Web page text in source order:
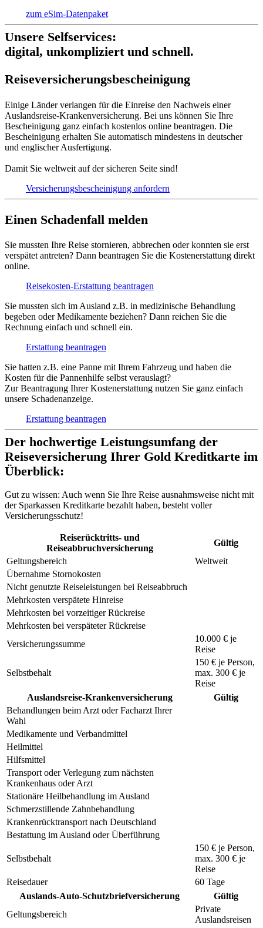
zum eSim-Datenpaket
Unsere Selfservices:
digital, unkompliziert und schnell.
Reise­versich­erungs­beschei­nigung
Einige Länder verlangen für die Einreise den Nachweis einer
Auslandsreise-Krankenversicherung. Bei uns können Sie Ihre
Bescheinigung ganz einfach kostenlos online beantragen. Die
Bescheinigung erhalten Sie automatisch mindestens in deutscher
und englischer Ausfertigung.
Damit Sie weltweit auf der sicheren Seite sind!
Versicherungs­bescheinigung anfordern
Einen Schadenfall melden
Sie mussten Ihre Reise stornieren, abbrechen oder konnten sie erst
verspätet antreten? Dann beantragen Sie die Kostenerstattung direkt
online.
Reisekosten-Erstattung beantragen
Sie mussten sich im Ausland z.B. in medizinische Behandlung
begeben oder Medikamente beziehen? Dann reichen Sie die
Rechnung einfach und schnell ein.
Erstattung beantragen
Sie hatten z.B. eine Panne mit Ihrem Fahrzeug und haben die
Kosten für die Pannenhilfe selbst verauslagt?
Zur Beantragung Ihrer Kostenerstattung nutzen Sie ganz einfach
unsere Schadenanzeige.
Erstattung beantragen
Der hochwertige Leistungsumfang der
Reiseversicherung Ihrer Gold Kreditkarte im
Überblick:
Gut zu wissen: Auch wenn Sie Ihre Reise ausnahmsweise nicht mit
der Sparkassen Kreditkarte bezahlt haben, besteht voller
Versicherungsschutz!
Reiserücktritts- und
Reiseabbruchversicherung
Gültig
Geltungsbereich
Weltweit
Übernahme Stornokosten
Nicht genutzte Reiseleistungen bei Reiseabbruch
Mehrkosten verspätete Hinreise
Mehrkosten bei vorzeitiger Rückreise
Mehrkosten bei verspäteter Rückreise
Versicherungssumme
10.000 € je
Reise
Selbstbehalt
150 € je Person,
max. 300 € je
Reise
Auslandsreise-Krankenversicherung
Gültig
Behandlungen beim Arzt oder Facharzt Ihrer
Wahl
Medikamente und Verbandmittel
Heilmittel
Hilfsmittel
Transport oder Verlegung zum nächsten
Krankenhaus oder Arzt
Stationäre Heilbehandlung im Ausland
Schmerzstillende Zahnbehandlung
Krankenrücktransport nach Deutschland
Bestattung im Ausland oder Überführung
Selbstbehalt
150 € je Person,
max. 300 € je
Reise
Reisedauer
60 Tage
Auslands-Auto-Schutzbriefversicherung
Gültig
Geltungsbereich
Private
Auslandsreisen